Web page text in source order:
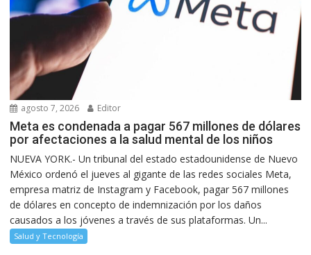
agosto 7, 2026 Editor
Meta es condenada a pagar 567 millones de dólares
por afectaciones a la salud mental de los niños
NUEVA YORK.- Un tribunal del estado estadounidense de Nuevo
México ordenó el jueves al gigante de las redes sociales Meta,
empresa matriz de Instagram y Facebook, pagar 567 millones
de dólares en concepto de indemnización por los daños
causados a los jóvenes a través de sus plataformas. Un...
Salud y Tecnología